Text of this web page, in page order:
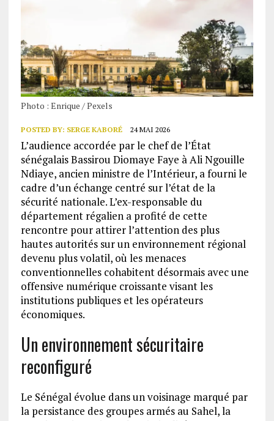
Photo : Enrique / Pexels
POSTED BY: SERGE KABORÉ 24 MAI 2026
L’audience accordée par le chef de l’État
sénégalais Bassirou Diomaye Faye à Ali Ngouille
Ndiaye, ancien ministre de l’Intérieur, a fourni le
cadre d’un échange centré sur l’état de la
sécurité nationale. L’ex-responsable du
département régalien a profité de cette
rencontre pour attirer l’attention des plus
hautes autorités sur un environnement régional
devenu plus volatil, où les menaces
conventionnelles cohabitent désormais avec une
offensive numérique croissante visant les
institutions publiques et les opérateurs
économiques.
Un environnement sécuritaire
reconfiguré
Le Sénégal évolue dans un voisinage marqué par
la persistance des groupes armés au Sahel, la